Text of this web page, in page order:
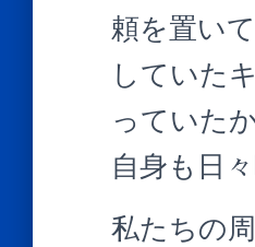
頼を置い
していた
っていた
自身も日
私たちの